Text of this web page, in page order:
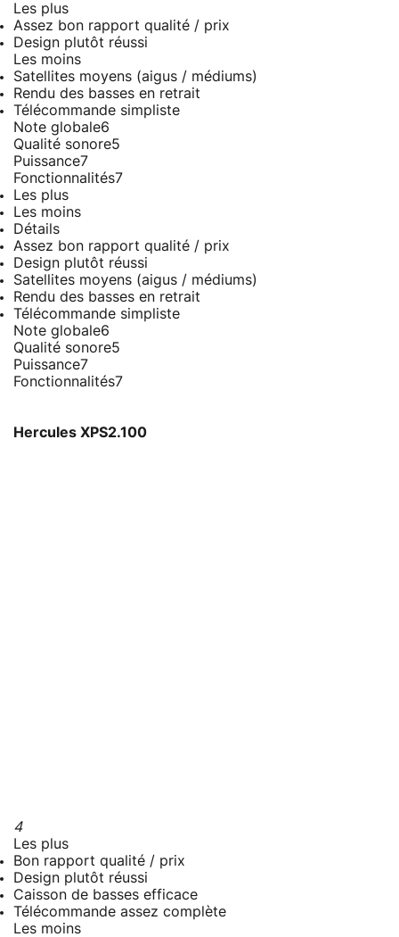
Les plus
Assez bon rapport qualité / prix
Design plutôt réussi
Les moins
Satellites moyens (aigus / médiums)
Rendu des basses en retrait
Télécommande simpliste
Note globale6
Qualité sonore5
Puissance7
Fonctionnalités7
Les plus
Les moins
Détails
Assez bon rapport qualité / prix
Design plutôt réussi
Satellites moyens (aigus / médiums)
Rendu des basses en retrait
Télécommande simpliste
Note globale6
Qualité sonore5
Puissance7
Fonctionnalités7
Hercules XPS2.100
4
Les plus
Bon rapport qualité / prix
Design plutôt réussi
Caisson de basses efficace
Télécommande assez complète
Les moins